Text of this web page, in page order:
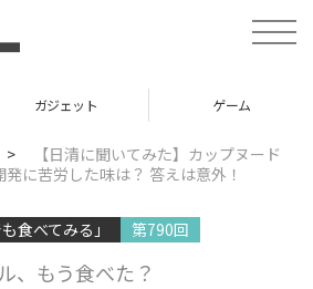
t
o
v
ガジェット ゲーム
>
【日清に聞いてみた】カップヌード
に苦労した味は？ 答えは意外！
食べてみる」 第790回
、もう食べた？